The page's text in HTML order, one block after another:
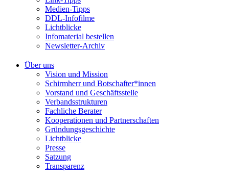
Medien-Tipps
DDL-Infofilme
Lichtblicke
Infomaterial bestellen
Newsletter-Archiv
Über uns
Vision und Mission
Schirmherr und Botschafter*innen
Vorstand und Geschäftsstelle
Verbandsstrukturen
Fachliche Berater
Kooperationen und Partnerschaften
Gründungsgeschichte
Lichtblicke
Presse
Satzung
Transparenz